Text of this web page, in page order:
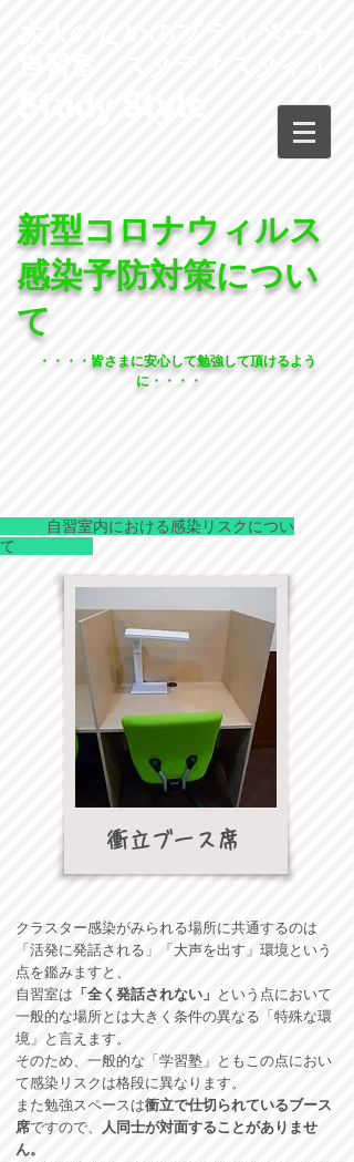
新型コロナウィルス
感染予防対策につい
て
・・・・皆さまに安心して勉強して頂けるよう
に・・・・
自習室内における感染リスクについ
て
衝立ブース席
クラスター感染がみられる場所に共通するのは
「活発に発話される」「大声を出す」環境という
点を鑑みますと、
自習室は 「全く発話されない」 という点において
一般的な場所とは大きく条件の異なる「特殊な環
境」と言えます。
そのため、一般的な「学習塾」ともこの点におい
て感染リスクは格段に異なります。
また勉強スペースは衝立で仕切られているブース
席ですので、 人同士が対面することがありませ
ん。